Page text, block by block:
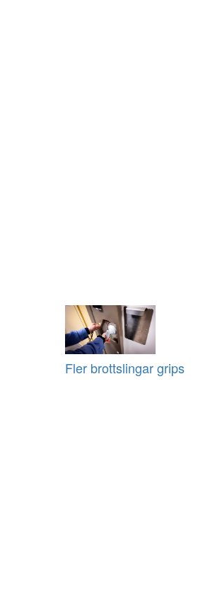
Fler brottslingar grips